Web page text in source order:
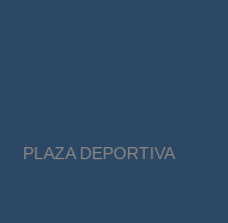
PLAZA DEPORTIVA